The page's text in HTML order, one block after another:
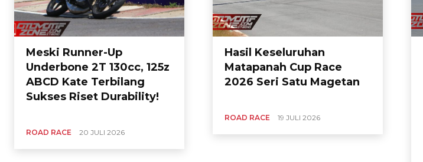
Meski Runner-Up
Underbone 2T 130cc, 125z
ABCD Kate Terbilang
Sukses Riset Durability!
ROAD RACE 20 JULI 2026
Hasil Keseluruhan
Matapanah Cup Race
2026 Seri Satu Magetan
ROAD RACE 19 JULI 2026